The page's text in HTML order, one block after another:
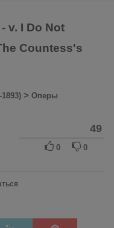
v. I Do Not
Countess's
> Оперы
49
0 0